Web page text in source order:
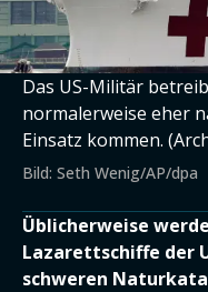
Das US-Militär
normalerweise eher
Einsatz kommen.
Bild: Seth Wenig/AP/dpa
Üblicherweise
Lazarettschiffe der
schweren